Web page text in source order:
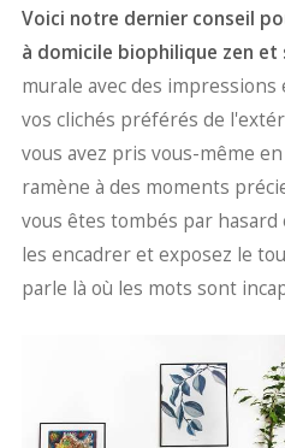
Voici notre dernier conseil
à domicile biophilique zen et
murale avec des
vos clichés préférés de
vous avez pris vous-même
ramène à des moments
vous êtes tombés par hasard
les encadrer et exposez le
parle là où les mots sont